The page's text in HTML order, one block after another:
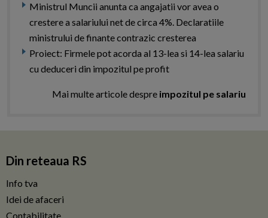
Ministrul Muncii anunta ca angajatii vor avea o
crestere a salariului net de circa 4%. Declaratiile
ministrului de finante contrazic cresterea
Proiect: Firmele pot acorda al 13-lea si 14-lea salariu
cu deduceri din impozitul pe profit
Mai multe articole despre impozitul pe salariu
Din reteaua RS
Info tva
Idei de afaceri
Contabilitate